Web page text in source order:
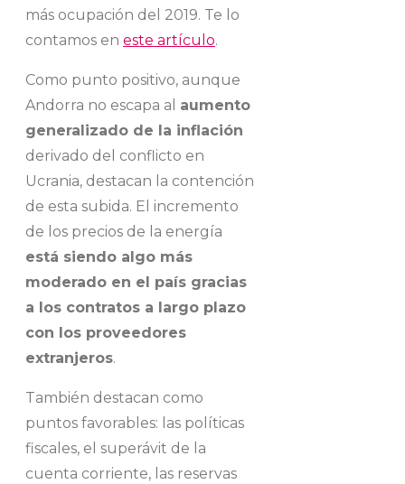
más ocupación del 2019. Te lo
contamos en este artículo.
Como punto positivo, aunque
Andorra no escapa al aumento
generalizado de la inflación
derivado del conflicto en
Ucrania, destacan la contención
de esta subida. El incremento
de los precios de la energía
está siendo algo más
moderado en el país gracias
a los contratos a largo plazo
con los proveedores
extranjeros.
También destacan como
puntos favorables: las políticas
fiscales, el superávit de la
cuenta corriente, las reservas